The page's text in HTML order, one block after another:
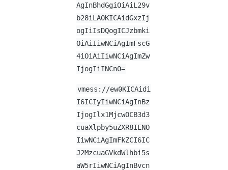
AgInBhdGgiOiAiL29v
b28iLA0KICAidGxzIj
ogIiIsDQogICJzbmki
OiAiIiwNCiAgImFscG
4iOiAiIiwNCiAgImZw
IjogIiINCn0=
vmess://ew0KICAidi
I6ICIyIiwNCiAgInBz
IjogIlx1MjcwOCB3d3
cuaXlpby5uZXR8IENO
IiwNCiAgImFkZCI6IC
J2MzcuaGVkdWlhbi5s
aW5rIiwNCiAgInBvcn